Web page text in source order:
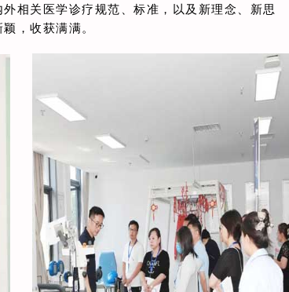
相关医学诊疗规范、标准，以及新理念、新思
，收获满满。